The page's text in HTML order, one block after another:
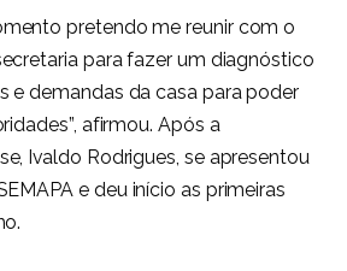
pretendo me reunir com o
para fazer um diagnóstico
e demandas da casa para poder
afirmou. Após a
Ivaldo Rodrigues, se apresentou
e deu início as primeiras